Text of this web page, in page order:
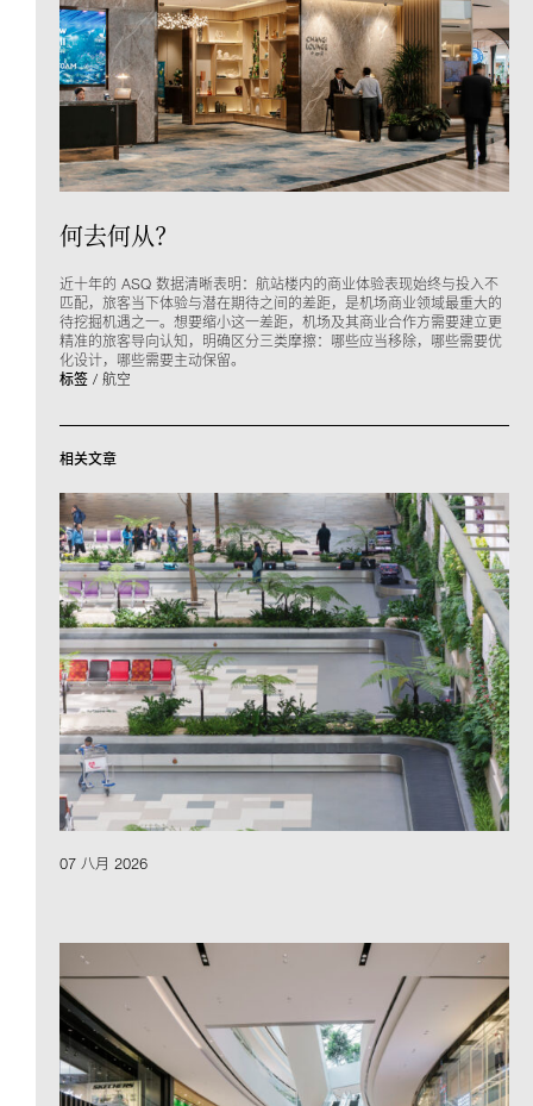
何去何从？
近十年的 ASQ 数据清晰表明：航站楼内的商业体验表现始终与投入不
匹配，旅客当下体验与潜在期待之间的差距，是机场商业领域最重大的
待挖掘机遇之一。想要缩小这一差距，机场及其商业合作方需要建立更
精准的旅客导向认知，明确区分三类摩擦：哪些应当移除，哪些需要优
化设计，哪些需要主动保留。
标签
航空
相关文章
07 八月 2026